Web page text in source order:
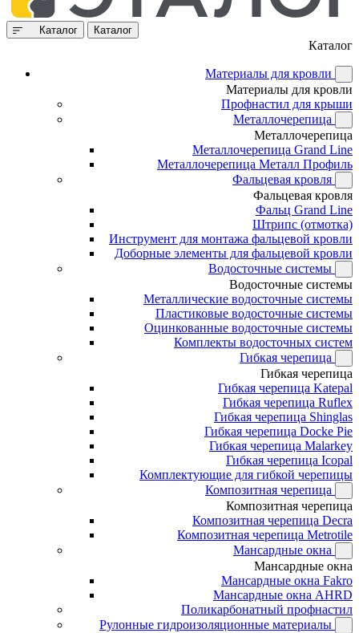
Каталог Каталог
Каталог
Материалы для кровли
Материалы для кровли
Профнастил для крыши
Металлочерепица
Металлочерепица
Металлочерепица Grand Line
Металлочерепица Металл Профиль
Фальцевая кровля
Фальцевая кровля
Фальц Grand Line
Штрипс (отмотка)
Инструмент для монтажа фальцевой кровли
Доборные элементы для фальцевой кровли
Водосточные системы
Водосточные системы
Металлические водосточные системы
Пластиковые водосточные системы
Оцинкованные водосточные системы
Комплекты водосточных систем
Гибкая черепица
Гибкая черепица
Гибкая черепица Katepal
Гибкая черепица Ruflex
Гибкая черепица Shinglas
Гибкая черепица Docke Pie
Гибкая черепица Malarkey
Гибкая черепица Icopal
Комплектующие для гибкой черепицы
Композитная черепица
Композитная черепица
Композитная черепица Decra
Композитная черепица Metrotile
Мансардные окна
Мансардные окна
Мансардные окна Fakro
Мансардные окна AHRD
Поликарбонатный профнастил
Рулонные гидроизоляционные материалы